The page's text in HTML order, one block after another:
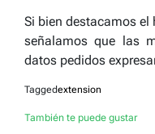
Si bien destacamos el
señalamos que las
datos pedidos
Taggedextension
También te puede gustar